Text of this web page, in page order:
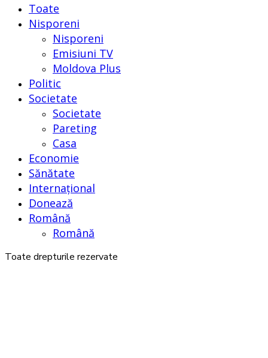
Toate
Nisporeni
Nisporeni
Emisiuni TV
Moldova Plus
Politic
Societate
Societate
Pareting
Casa
Economie
Sănătate
Internațional
Donează
Română
Română
Toate drepturile rezervate